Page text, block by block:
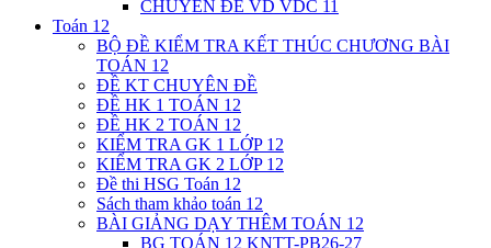
CHUYÊN ĐỀ VD VDC 11
Toán 12
BỘ ĐỀ KIỂM TRA KẾT THÚC CHƯƠNG BÀI
TOÁN 12
ĐỀ KT CHUYÊN ĐỀ
ĐỀ HK 1 TOÁN 12
ĐỀ HK 2 TOÁN 12
KIỂM TRA GK 1 LỚP 12
KIỂM TRA GK 2 LỚP 12
Đề thi HSG Toán 12
Sách tham khảo toán 12
BÀI GIẢNG DẠY THÊM TOÁN 12
BG TOÁN 12 KNTT-PB26-27